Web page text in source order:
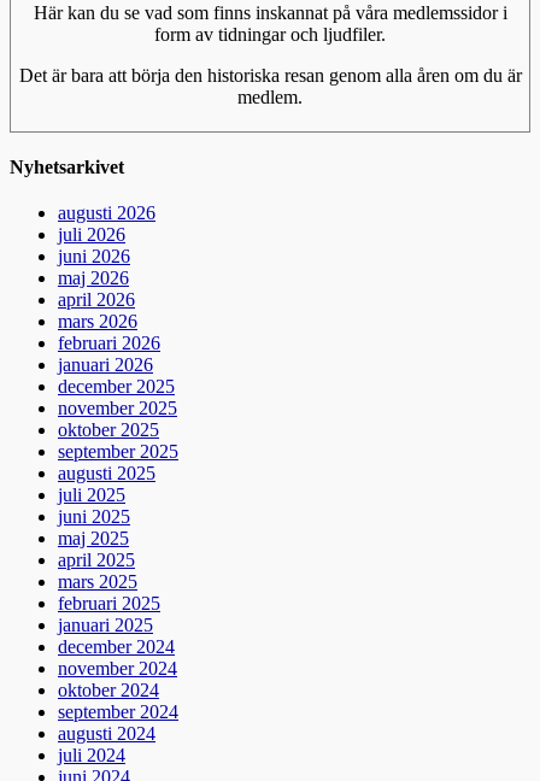
Här kan du se vad som finns inskannat på våra medlemssidor i
form av tidningar och ljudfiler.
Det är bara att börja den historiska resan genom alla åren om du är
medlem.
Nyhetsarkivet
augusti 2026
juli 2026
juni 2026
maj 2026
april 2026
mars 2026
februari 2026
januari 2026
december 2025
november 2025
oktober 2025
september 2025
augusti 2025
juli 2025
juni 2025
maj 2025
april 2025
mars 2025
februari 2025
januari 2025
december 2024
november 2024
oktober 2024
september 2024
augusti 2024
juli 2024
juni 2024